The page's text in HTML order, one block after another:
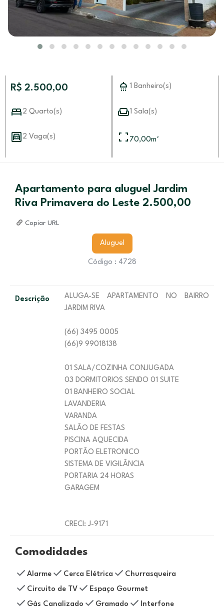
R$ 2.500,00 1 Banheiro(s)
2 Quarto(s) 1 Sala(s)
2 Vaga(s) 70,00m²
Apartamento para aluguel Jardim
Riva Primavera do Leste 2.500,00
Copiar URL
Aluguel
Código : 4728
Descrição
ALUGA-SE APARTAMENTO NO BAIRRO
JARDIM RIVA
(66) 3495 0005
(66)9 99018138
01 SALA/COZINHA CONJUGADA
03 DORMITORIOS SENDO 01 SUITE
01 BANHEIRO SOCIAL
LAVANDERIA
VARANDA
SALÃO DE FESTAS
PISCINA AQUECIDA
PORTÃO ELETRONICO
SISTEMA DE VIGILÂNCIA
PORTARIA 24 HORAS
GARAGEM
CRECI: J-9171
Comodidades
Alarme Cerca Elétrica
Churrasqueira
Circuito de TV
Espaço Gourmet
Gás Canalizado
Gramado Interfone